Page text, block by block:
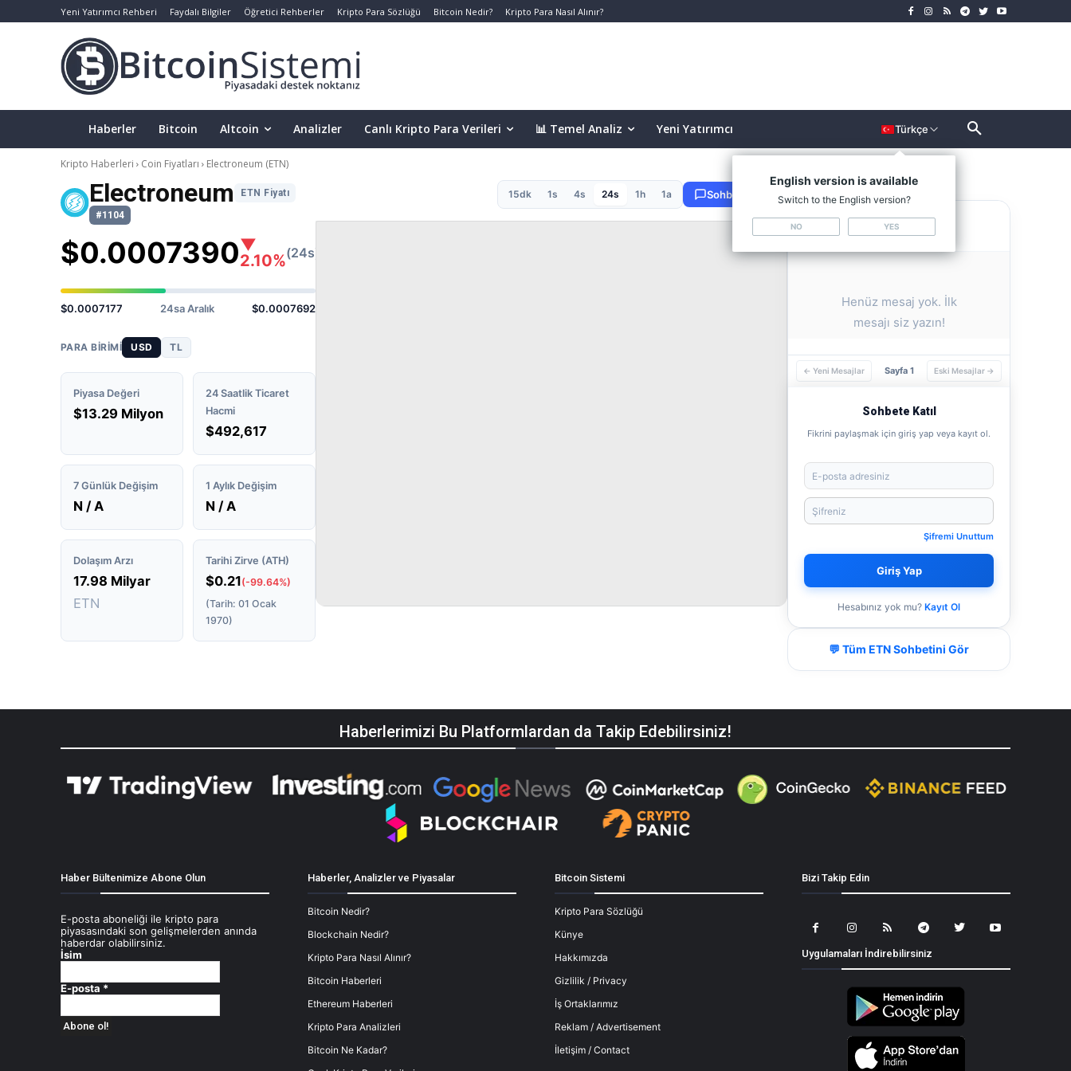
Yeni Yatırımcı Rehberi Faydalı Bilgiler Öğretici Rehberler Kripto Para Sözlüğü Bitcoin Nedir? Kripto Para Nasıl Alınır?
Haberler Bitcoin Altcoin Analizler Canlı Kripto Para Verileri 📊 Temel Analiz Yeni Yatırımcı Türkçe
English version is available
Switch to the English version?
NO YES
Kripto Haberleri Coin Fiyatları Electroneum (ETN)
Electroneum
ETN Fiyatı
#1104
$0.0007390▼
2.10%(24s)
$0.0007177 24sa Aralık $0.0007692
PARA BIRIMI USD TL
Piyasa Değeri
$13.29 Milyon
24 Saatlik Ticaret
Hacmi
$492,617
7 Günlük Değişim
N / A
1 Aylık Değişim
N / A
Dolaşım Arzı
17.98 Milyar
ETN
Tarihi Zirve (ATH)
$0.21(-99.64%)
(Tarih: 01 Ocak
1970)
15dk 1s 4s 24s 1h 1a Sohbeti Kapat
Henüz mesaj yok. İlk
mesajı siz yazın!
← Yeni Mesajlar Sayfa 1 Eski Mesajlar →
Sohbete Katıl
Fikrini paylaşmak için giriş yap veya kayıt ol.
Şifremi Unuttum
Giriş Yap
Hesabınız yok mu? Kayıt Ol
💬 Tüm ETN Sohbetini Gör
Haberlerimizi Bu Platformlardan da Takip Edebilirsiniz!
Haber Bültenimize Abone Olun
E-posta aboneliği ile kripto para
piyasasındaki son gelişmelerden anında
haberdar olabilirsiniz.
İsim
E-posta *
Haberler, Analizler ve Piyasalar
Bitcoin Nedir?
Blockchain Nedir?
Kripto Para Nasıl Alınır?
Bitcoin Haberleri
Ethereum Haberleri
Kripto Para Analizleri
Bitcoin Ne Kadar?
Bitcoin Sistemi
Kripto Para Sözlüğü
Künye
Hakkımızda
Gizlilik / Privacy
İş Ortaklarımız
Reklam / Advertisement
İletişim / Contact
Bizi Takip Edin
Uygulamaları İndirebilirsiniz